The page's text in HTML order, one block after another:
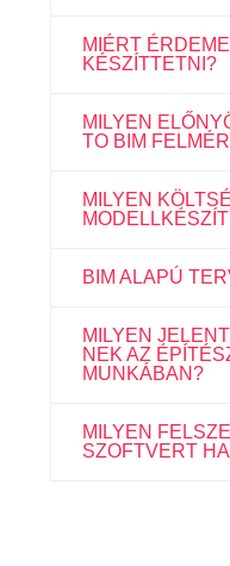
MIÉRT
KÉSZÍTTETNI?
MILYEN
TO BIM
MILYEN
BIM ALAPÚ
MILYEN
NEK AZ
MUNKÁBAN?
MILYEN
SZOFTVERT